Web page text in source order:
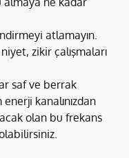
atlamayın.
zikir çalışmaları
saf ve berrak
kanalınızdan
olan bu frekans